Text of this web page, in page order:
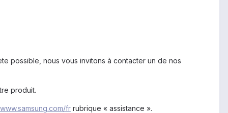
possible, nous vous invitons à contacter un de nos
produit.
fr rubrique « assistance ».